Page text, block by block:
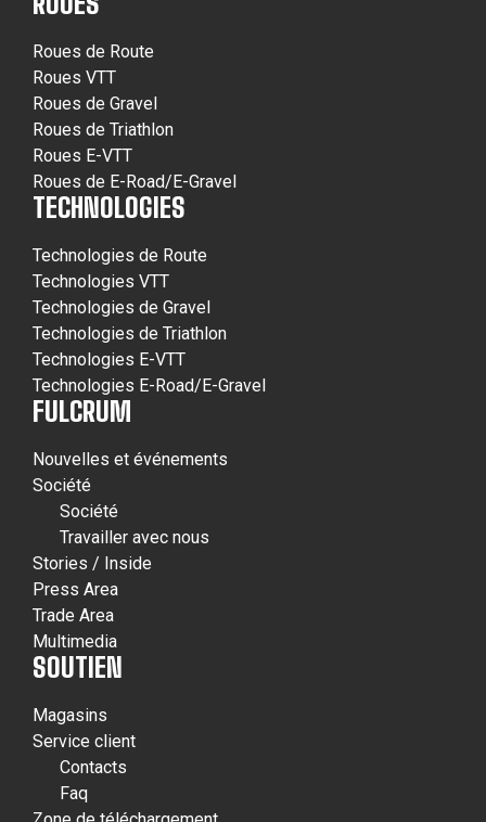
Roues de Route
Roues VTT
Roues de Gravel
Roues de Triathlon
Roues E-VTT
Roues de E-Road/E-Gravel
TECHNOLOGIES
Technologies de Route
Technologies VTT
Technologies de Gravel
Technologies de Triathlon
Technologies E-VTT
Technologies E-Road/E-Gravel
FULCRUM
Nouvelles et événements
Société
Société
Travailler avec nous
Stories / Inside
Press Area
Trade Area
Multimedia
SOUTIEN
Magasins
Service client
Contacts
Faq